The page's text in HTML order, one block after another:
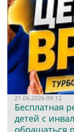
21.06.2026 09:12
Бесплатная
детей с
обращаться